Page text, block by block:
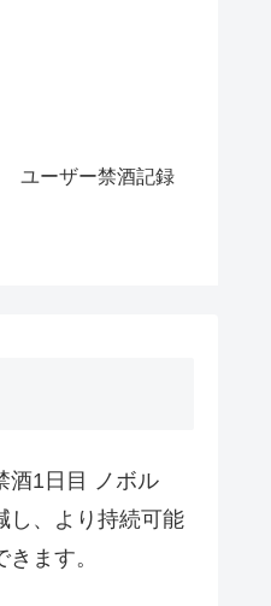
ユーザー禁酒記録
酒1日目 ノボル
し、より持続可能
ます。